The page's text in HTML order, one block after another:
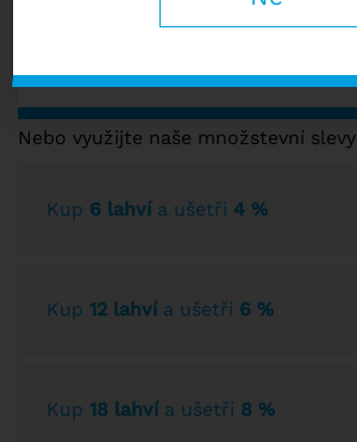
− +
SKLADEM VÍCE NEŽ 10 KS
Nebo využijte naše množstevní slevy
Kup 6 lahvía ušetři 4 %
Kup 12 lahvía ušetři 6 %
Kup 18 lahvía ušetři 8 %